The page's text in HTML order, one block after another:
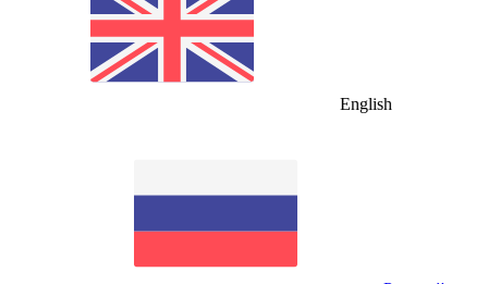
English